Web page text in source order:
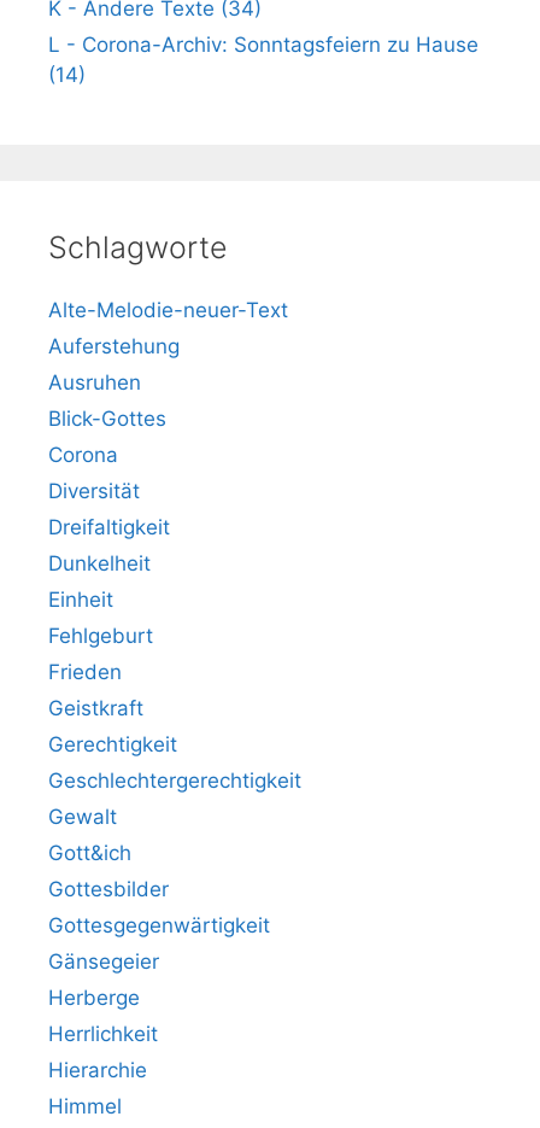
K - Andere Texte (34)
L - Corona-Archiv: Sonntagsfeiern zu Hause
(14)
Schlagworte
Alte-Melodie-neuer-Text
Auferstehung
Ausruhen
Blick-Gottes
Corona
Diversität
Dreifaltigkeit
Dunkelheit
Einheit
Fehlgeburt
Frieden
Geistkraft
Gerechtigkeit
Geschlechtergerechtigkeit
Gewalt
Gott&ich
Gottesbilder
Gottesgegenwärtigkeit
Gänsegeier
Herberge
Herrlichkeit
Hierarchie
Himmel